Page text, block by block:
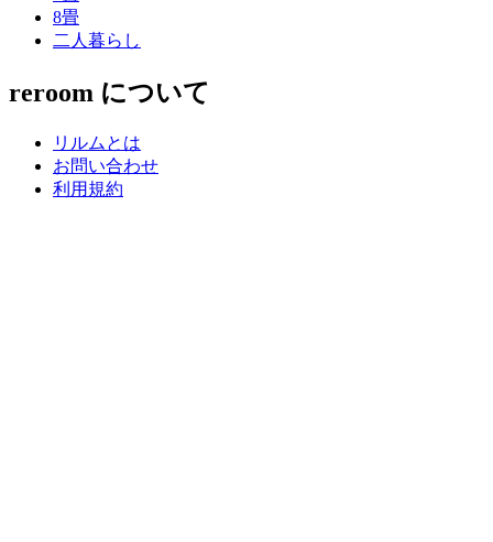
8畳
二人暮らし
reroom について
リルムとは
お問い合わせ
利用規約